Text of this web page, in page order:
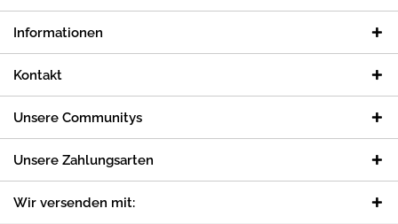
Informationen
Kontakt
Unsere Communitys
Unsere Zahlungsarten
Wir versenden mit: